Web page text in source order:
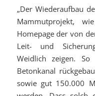
„Der Wiederaufbau
Mammutprojekt,
Homepage der von
Leit- und
Weidlich zeigen.
Betonkanal
sowie gut 150.000